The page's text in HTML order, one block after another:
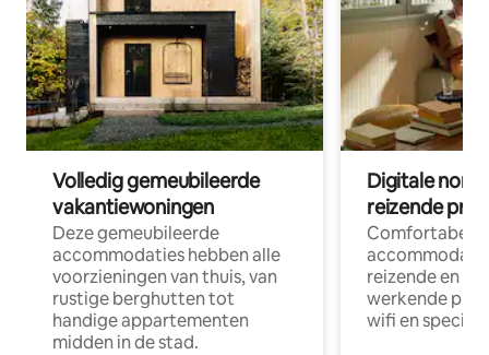
Volledig gemeubileerde
vakantiewoningen
Deze gemeubileerde
accommodaties hebben alle
voorzieningen van thuis, van
rustige berghutten tot
handige appartementen
midden in de stad.
Digitale
reizende
Comfortabele
reizende en
werkende
wifi en